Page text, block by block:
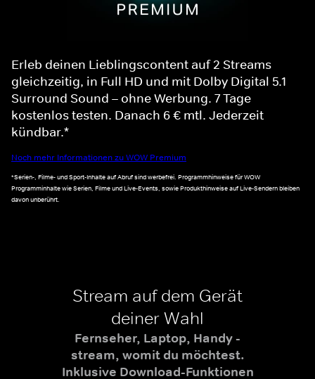
Erleb deinen Lieblingscontent auf 2 Streams
gleichzeitig, in Full HD und mit Dolby Digital 5.1
Surround Sound – ohne Werbung. 7 Tage
kostenlos testen. Danach 6 € mtl. Jederzeit
kündbar.*
Noch mehr Informationen zu WOW Premium
*Serien-, Filme- und Sport-Inhalte auf Abruf sind werbefrei. Programmhinweise für WOW
Programminhalte wie Serien, Filme und Live-Events, sowie Produkthinweise auf Live-Sendern bleiben
davon unberührt.
Stream auf dem Gerät
deiner Wahl
Fernseher, Laptop, Handy -
stream, womit du möchtest.
Inklusive Download-Funktionen